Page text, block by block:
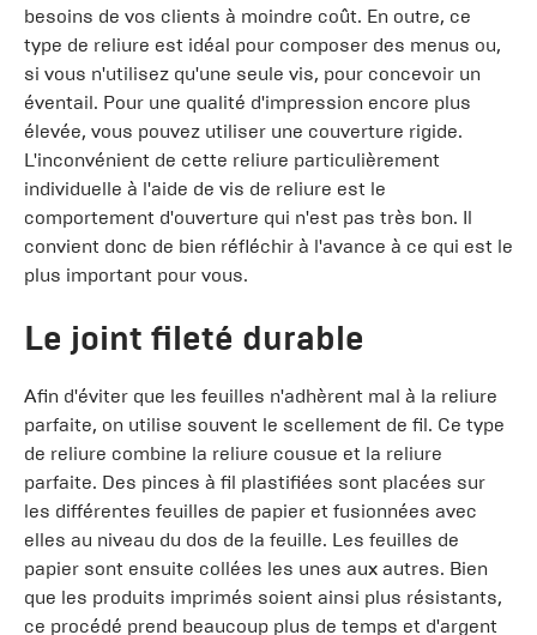
besoins de vos clients à moindre coût. En outre, ce
type de reliure est idéal pour composer des menus ou,
si vous n'utilisez qu'une seule vis, pour concevoir un
éventail. Pour une qualité d'impression encore plus
élevée, vous pouvez utiliser une couverture rigide.
L'inconvénient de cette reliure particulièrement
individuelle à l'aide de vis de reliure est le
comportement d'ouverture qui n'est pas très bon. Il
convient donc de bien réfléchir à l'avance à ce qui est le
plus important pour vous.
Le joint fileté durable
Afin d'éviter que les feuilles n'adhèrent mal à la reliure
parfaite, on utilise souvent le scellement de fil. Ce type
de reliure combine la reliure cousue et la reliure
parfaite. Des pinces à fil plastifiées sont placées sur
les différentes feuilles de papier et fusionnées avec
elles au niveau du dos de la feuille. Les feuilles de
papier sont ensuite collées les unes aux autres. Bien
que les produits imprimés soient ainsi plus résistants,
ce procédé prend beaucoup plus de temps et d'argent